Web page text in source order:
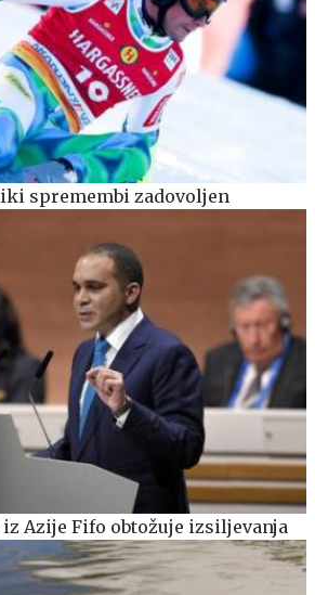
spremembi zadovoljen
Azije Fifo obtožuje izsiljevanja